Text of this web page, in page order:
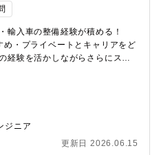
。
変化を恐れない姿勢」と、「あ
内の品質管理メンバーのみなら
理部門とも連携を取りながら、
いただきます。専門分野が異な
ますので、様々な知見から工場
特長］“かやぶきの里”で有名な
40名が在籍し、品質管理チーム
ーが3名の構成です。[ライフドリ
入車の整備経験が積める！
め・プライベートとキャリアをど
経験を活かしながらさらにスキ
た整備業務全般をお任せしま
相談になり、基本的には希望を
社整備士として、点検業務・整
にお任せします。具体的には業
への負担も少なめ■当ポジション
ジニア
更新日 2026.06.15